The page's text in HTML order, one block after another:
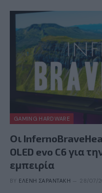
GAMING HARDWARE
Οι
OLED evo C6 για
εμπειρία
BY ΕΛΈΝΗ ΣΑΡΑΝΤΆΚΗ 28/07/